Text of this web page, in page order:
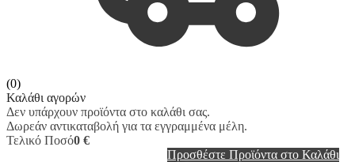
(0)
Καλάθι αγορών
Δεν υπάρχουν προϊόντα στο καλάθι σας.
Δωρεάν αντικαταβολή για τα εγγραμμένα μέλη.
Τελικό Ποσό0 €
Προσθέστε Προϊόντα στο Καλάθι